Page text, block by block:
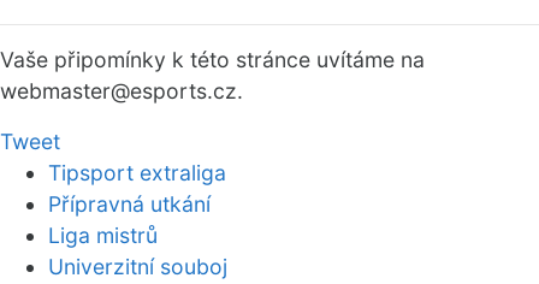
Vaše připomínky k této stránce uvítáme na
webmaster@esports.cz.
Tweet
Tipsport extraliga
Přípravná utkání
Liga mistrů
Univerzitní souboj